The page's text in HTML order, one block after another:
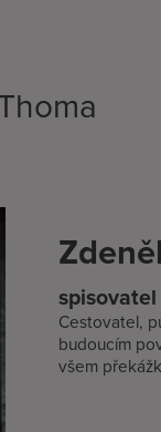
spisovatel
Cestovatel,
budoucím
všem